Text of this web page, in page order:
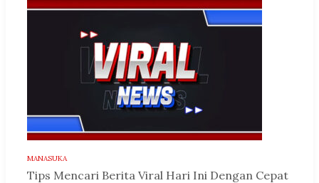
MANASUKA
Tips Mencari Berita Viral Hari Ini Dengan Cepat